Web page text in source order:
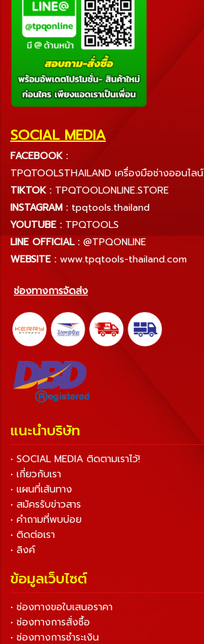
SOCIAL MEDIA
FACEBOOK :
TPQTOOLSTHAILAND เครื่องมือช่างออนไลน์
TIKTOK : TPQTOOLONLINE.STORE
INSTAGRAM : tpqtools.thailand
YOUTUBE : TPQTOOLS
LINE OFFICIAL : @TPQONLINE
WEBSITE : www.tpqtools-thailand.com
ช่องทางการจัดส่ง
แนะนำบริษัท
• SOCIAL MEDIA ติดตามเราไว้!
• เกี่ยวกับเรา
• แผนที่เส้นทาง
• สมัครรับข่าวสาร
• คำถามที่พบบ่อย
• ติดต่อเรา
• ลิงค์
ข้อมูลเว็บไซต์
• ช่องทางขอใบเสนอราคา
• ช่องทางการสั่งซื้อ
• ช่องทางการชำระเงิน